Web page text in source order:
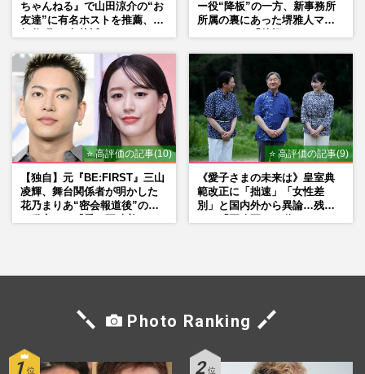
ちゃんねる』で山田涼介の“お
友達”に有名ホストを推薦、歌
ー役“降板”の一方、新事務所
所属の裏にあった堺雅人マネ
⭐ 高評価の記事(10)
【独自】元『BE:FIRST』三山
凌輝、舞台関係者が明かした
花乃まりあ“密会報道後”の呆
⭐ 高評価の記事(9)
《愛子さまの未来は》皇室典
範改正に「拙速」「女性差
別」と国内外から異論…残さ
Photo Ranking